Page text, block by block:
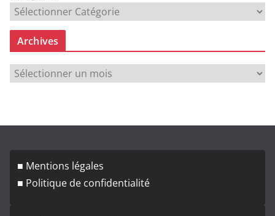
Archives
A
h
■ Mentions légales
■ Politique de confidentialité